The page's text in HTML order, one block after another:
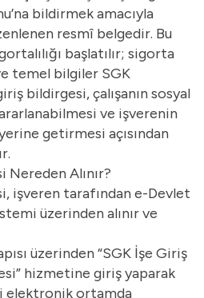
bildirmek amacıyla
resmî belgedir. Bu
başlatılır; sigorta
temel bilgiler SGK
bildirgesi, çalışanın sosyal
ve işverenin
getirmesi açısından
Nereden Alınır?
işveren tarafından e-Devlet
üzerinden alınır ve
üzerinden “SGK İşe Giriş
hizmetine giriş yaparak
elektronik ortamda